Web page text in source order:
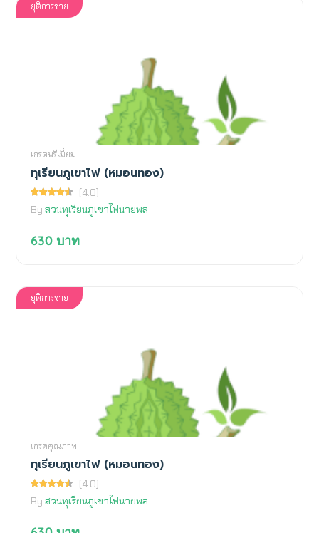
ยุติการขาย
เกรดพรีเมี่ยม
ทุเรียนภูเขาไฟ (หมอนทอง)
(4.0)
By สวนทุเรียนภูเขาไฟนายพล
630 บาท
ยุติการขาย
เกรดคุณภาพ
ทุเรียนภูเขาไฟ (หมอนทอง)
(4.0)
By สวนทุเรียนภูเขาไฟนายพล